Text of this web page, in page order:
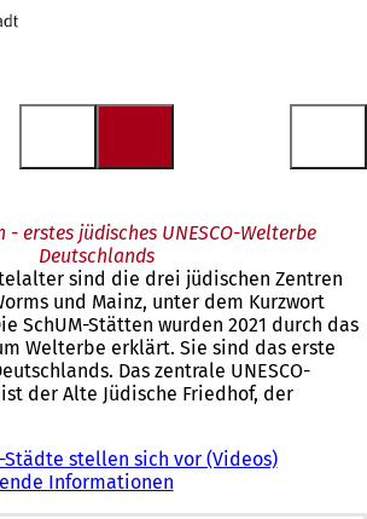
- erstes jüdisches UNESCO-Welterbe
Deutschlands
sind die drei jüdischen Zentren
und Mainz, unter dem Kurzwort
SchUM-Stätten wurden 2021 durch das
Welterbe erklärt. Sie sind das erste
Das zentrale UNESCO-
der Alte Jüdische Friedhof, der
Städte stellen sich vor (Videos)
Informationen